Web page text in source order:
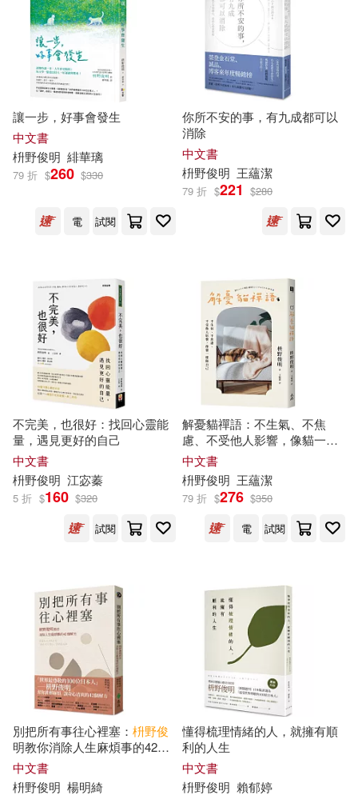
讓一步，好事會發生
中文書
枡野俊明 緋華璃
79 折 $260 $330
電 試閱
你所不安的事，有九成都可以
消除
中文書
枡野俊明 王蘊潔
79 折 $221 $280
不完美，也很好：找回心靈能
量，遇見更好的自己
中文書
枡野俊明 江宓蓁
5 折 $160 $320
試閱
解憂貓禪語：不生氣、不焦
慮、不受他人影響，像貓一樣
做自己
中文書
枡野俊明 王蘊潔
79 折 $276 $350
電
試閱
別把所有事往心裡塞： 枡野俊
明教你消除人生麻煩事的42個
解方(《人生的麻煩事全都可以
消失》新修版)
中文書
枡野俊明 楊明綺
懂得梳理情緒的人，就擁有順
利的人生
中文書
枡野俊明 賴郁婷